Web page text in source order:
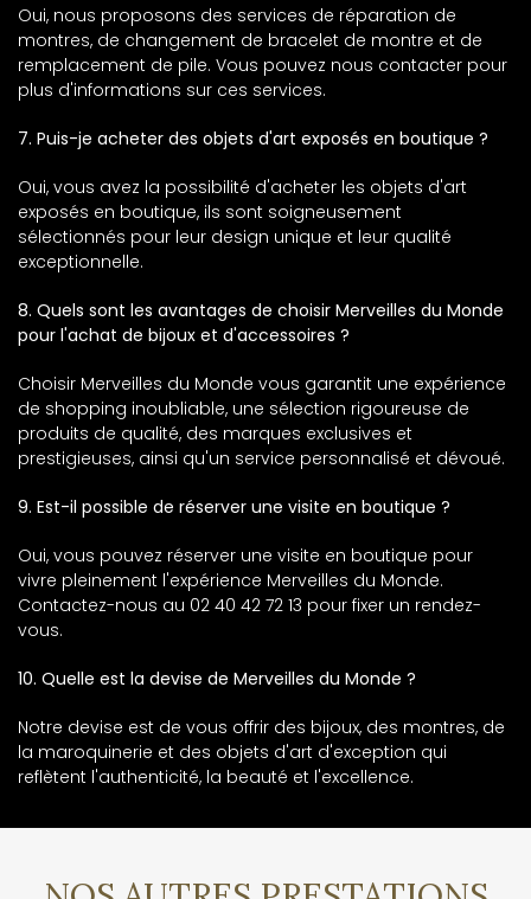
Oui, nous proposons des services de réparation de
montres, de changement de bracelet de montre et de
remplacement de pile. Vous pouvez nous contacter pour
plus d'informations sur ces services.
7. Puis-je acheter des objets d'art exposés en boutique ?
Oui, vous avez la possibilité d'acheter les objets d'art
exposés en boutique, ils sont soigneusement
sélectionnés pour leur design unique et leur qualité
exceptionnelle.
8. Quels sont les avantages de choisir Merveilles du Monde
pour l'achat de bijoux et d'accessoires ?
Choisir Merveilles du Monde vous garantit une expérience
de shopping inoubliable, une sélection rigoureuse de
produits de qualité, des marques exclusives et
prestigieuses, ainsi qu'un service personnalisé et dévoué.
9. Est-il possible de réserver une visite en boutique ?
Oui, vous pouvez réserver une visite en boutique pour
vivre pleinement l'expérience Merveilles du Monde.
Contactez-nous au 02 40 42 72 13 pour fixer un rendez-
vous.
10. Quelle est la devise de Merveilles du Monde ?
Notre devise est de vous offrir des bijoux, des montres, de
la maroquinerie et des objets d'art d'exception qui
reflètent l'authenticité, la beauté et l'excellence.